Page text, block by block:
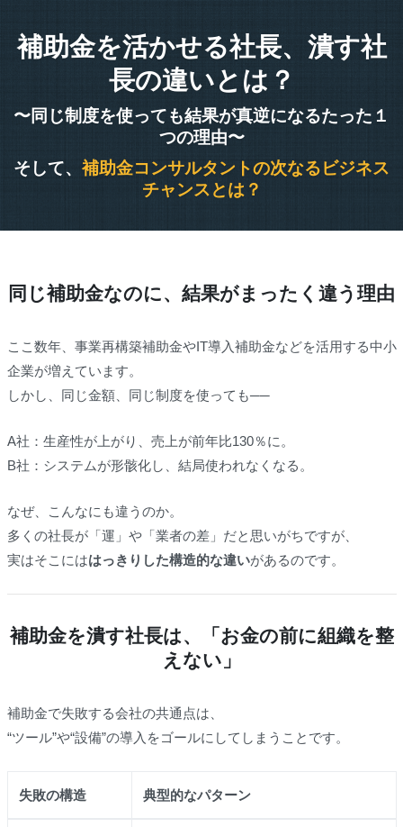
補助金を活かせる社長、潰す社
長の違いとは？
〜同じ制度を使っても結果が真逆になるたった１
つの理由〜
そして、 補助金コンサルタントの次なるビジネス
チャンスとは？
同じ補助金なのに、結果がまったく違う理由
ここ数年、事業再構築補助金やIT導入補助金などを活用する中小
企業が増えています。
しかし、同じ金額、同じ制度を使っても──
A社：生産性が上がり、売上が前年比130％に。
B社：システムが形骸化し、結局使われなくなる。
なぜ、こんなにも違うのか。
多くの社長が「運」や「業者の差」だと思いがちですが、
実はそこにははっきりした構造的な違いがあるのです。
補助金を潰す社長は、「お金の前に組織を整
えない」
補助金で失敗する会社の共通点は、
“ツール”や“設備”の導入をゴールにしてしまうことです。
失敗の構造 典型的なパターン